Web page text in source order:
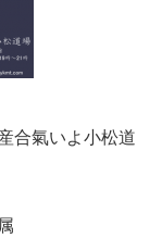
合氣いよ小松道